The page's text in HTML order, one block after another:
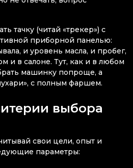
тачку (читай «трекер») с
приборной панелью:
и уровень масла, и пробег,
и в салоне. Тут, как и в любом
машинку попроще, а
с полным фаршем.
выбора
свои цели, опыт и
параметры: